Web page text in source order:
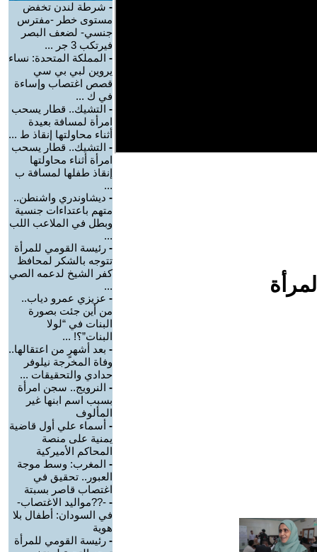
- شرطة لندن تخفض
مستوى خطر -مفترس
جنسي- لضعف البصر
فيرتكب 3 جر ...
- المملكة المتحدة: نساء
يروين لبي بي سي
قصص اغتصاب وإساءة
في ك ...
- التشيك.. قطار يسحب
امرأة لمسافة بعيدة
أثناء محاولتها إنقاذ ط ...
- التشيك.. قطار يسحب
امرأة أثناء محاولتها
إنقاذ طفلها لمسافة ب
...
- ديشاوندري واشنطن..
متهم باعتداءات جنسية
وبطل في الملاعب اللب
...
- رئيسة القومي للمرأة
تتوجه بالشكر لمحافظ
كفر الشيخ لدعمه الصي
...
- عزيزي عمرو دياب..
من أين جئت بصورة
البنات في “لولا
البنات”؟! ...
- بعد أشهرٍ من اعتقالها..
وفاة المخرجة نيلوفر
حدادي والتحقيقات ...
- النرويج.. سجن امرأة
بسبب اسم ابنها غير
المألوف
- أسماء علي أول قاضية
يمنية على منصة
المحاكم الأميركية
- المغرب: وسط موجة
العبور.. تحقيق في
اغتصاب قاصر بسبتة
- -??مواليد الاغتصاب-
في السودان: أطفال بلا
هوية
- رئيسة القومي للمرأة